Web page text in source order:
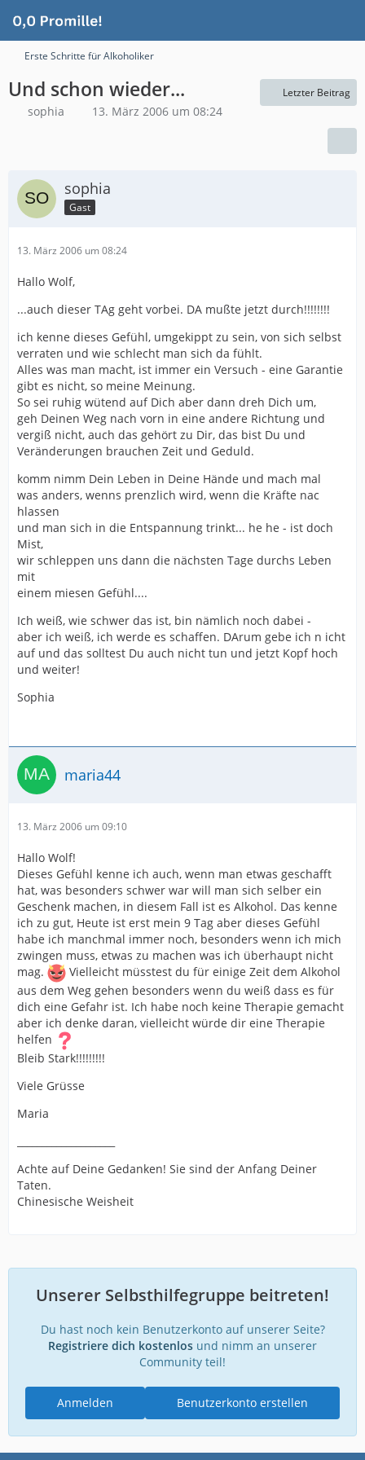
Erste Schritte für Alkoholiker
Und schon wieder...
sophia 13. März 2006 um 08:24
Letzter Beitrag
sophia
Gast
13. März 2006 um 08:24
Hallo Wolf,
...auch dieser TAg geht vorbei. DA mußte jetzt durch!!!!!!!!
ich kenne dieses Gefühl, umgekippt zu sein, von sich selbst
verraten und wie schlecht man sich da fühlt.
Alles was man macht, ist immer ein Versuch - eine Garantie
gibt es nicht, so meine Meinung.
So sei ruhig wütend auf Dich aber dann dreh Dich um,
geh Deinen Weg nach vorn in eine andere Richtung und
vergiß nicht, auch das gehört zu Dir, das bist Du und
Veränderungen brauchen Zeit und Geduld.
komm nimm Dein Leben in Deine Hände und mach mal
was anders, wenns prenzlich wird, wenn die Kräfte nac
hlassen
und man sich in die Entspannung trinkt... he he - ist doch
Mist,
wir schleppen uns dann die nächsten Tage durchs Leben
mit
einem miesen Gefühl....
Ich weiß, wie schwer das ist, bin nämlich noch dabei -
aber ich weiß, ich werde es schaffen. DArum gebe ich n icht
auf und das solltest Du auch nicht tun und jetzt Kopf hoch
und weiter!
Sophia
maria44
13. März 2006 um 09:10
Hallo Wolf!
Dieses Gefühl kenne ich auch, wenn man etwas geschafft
hat, was besonders schwer war will man sich selber ein
Geschenk machen, in diesem Fall ist es Alkohol. Das kenne
ich zu gut, Heute ist erst mein 9 Tag aber dieses Gefühl
habe ich manchmal immer noch, besonders wenn ich mich
zwingen muss, etwas zu machen was ich überhaupt nicht
mag.
Vielleicht müsstest du für einige Zeit dem Alkohol
aus dem Weg gehen besonders wenn du weiß dass es für
dich eine Gefahr ist. Ich habe noch keine Therapie gemacht
aber ich denke daran, vielleicht würde dir eine Therapie
helfen
Bleib Stark!!!!!!!!!
Viele Grüsse
Maria
Achte auf Deine Gedanken! Sie sind der Anfang Deiner
Taten.
Chinesische Weisheit
Unserer Selbsthilfegruppe beitreten!
Du hast noch kein Benutzerkonto auf unserer Seite?
Registriere dich kostenlos und nimm an unserer
Community teil!
Benutzerkonto erstellen
Anmelden